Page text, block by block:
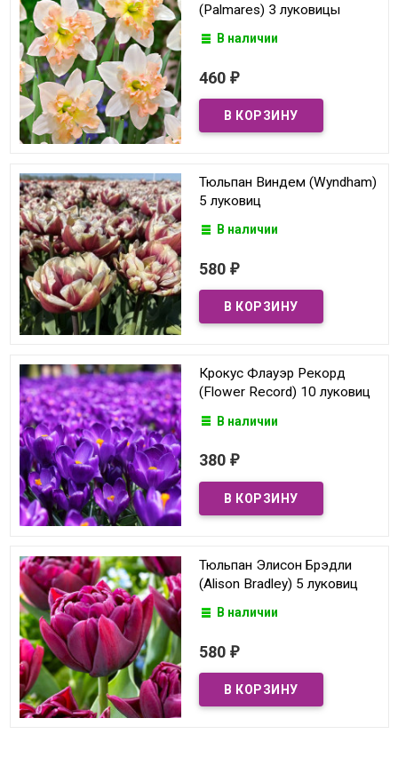
(Palmares) 3 луковицы
В наличии
460 ₽
Тюльпан Виндем (Wyndham)
5 луковиц
В наличии
580 ₽
Крокус Флауэр Рекорд
(Flower Record) 10 луковиц
В наличии
380 ₽
Тюльпан Элисон Брэдли
(Alison Bradley) 5 луковиц
В наличии
580 ₽